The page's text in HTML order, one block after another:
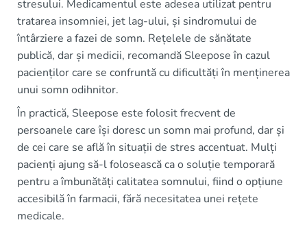
stresului. Medicamentul este adesea utilizat pentru
tratarea insomniei, jet lag-ului, și sindromului de
întârziere a fazei de somn. Rețelele de sănătate
publică, dar și medicii, recomandă Sleepose în cazul
pacienților care se confruntă cu dificultăți în menținerea
unui somn odihnitor.
În practică, Sleepose este folosit frecvent de
persoanele care își doresc un somn mai profund, dar și
de cei care se află în situații de stres accentuat. Mulți
pacienți ajung să-l folosească ca o soluție temporară
pentru a îmbunătăți calitatea somnului, fiind o opțiune
accesibilă în farmacii, fără necesitatea unei rețete
medicale.